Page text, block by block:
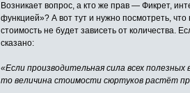
Возникает вопрос, а кто же прав — Фикрет,
функцией»? А вот тут и нужно посмотреть,
стоимость не будет зависеть от количества.
сказано:
«Если производительная сила всех
то величина стоимости сюртуков растёт